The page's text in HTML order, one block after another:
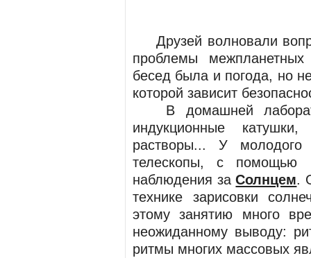
Друзей волновали
проблемы
бесед была и погода, но
которой зависит
В домашней
индукционные
растворы... У молодого
телескопы, с помощью
наблюдения заСолнцем.
технике зарисовки
этому занятию много
неожиданному выводу:
ритмы многих массовых